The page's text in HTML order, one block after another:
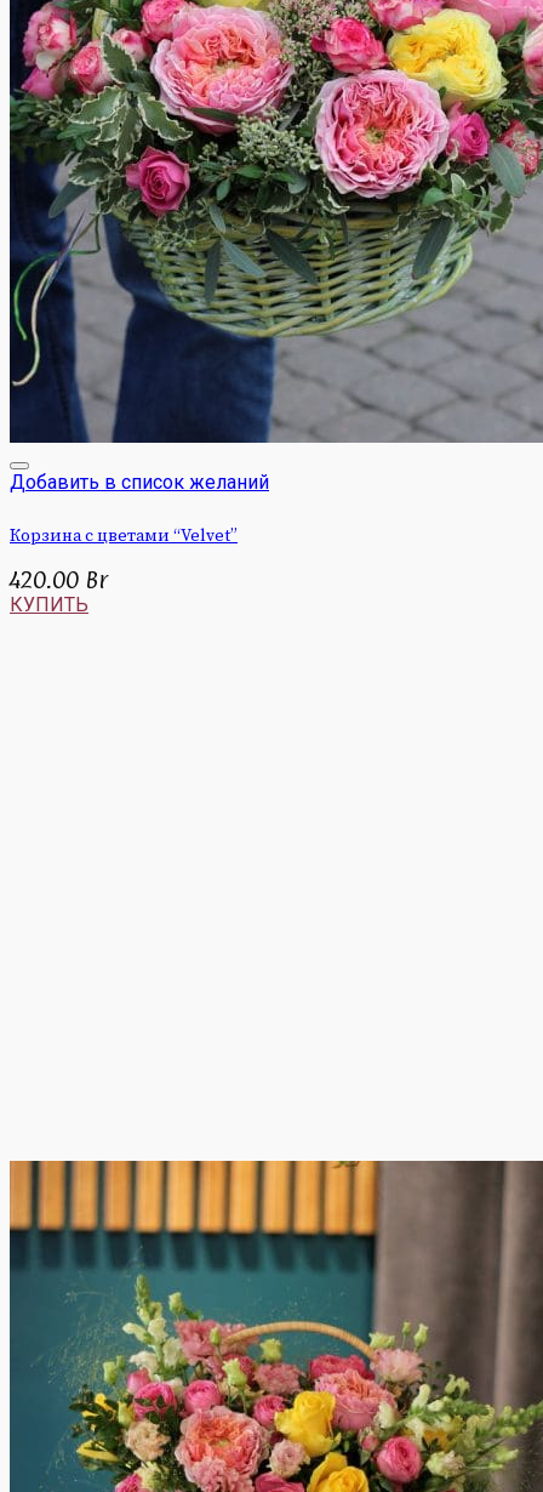
Добавить в список желаний
Корзина с цветами “Velvet”
420.00 Br
КУПИТЬ